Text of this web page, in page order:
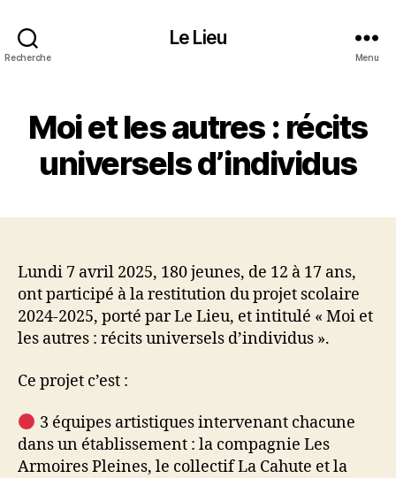
Recherche
Le Lieu
Menu
Moi et les autres : récits
universels d’individus
Lundi 7 avril 2025, 180 jeunes, de 12 à 17 ans,
ont participé à la restitution du projet scolaire
2024-2025, porté par Le Lieu, et intitulé « Moi et
les autres : récits universels d’individus ».
Ce projet c’est :
3 équipes artistiques intervenant chacune
dans un établissement : la compagnie Les
Armoires Pleines, le collectif La Cahute et la